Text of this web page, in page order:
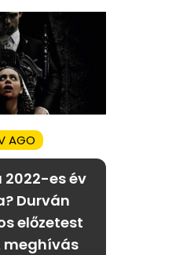
AGO
2022-es év
Durván
előzetest
meghívás